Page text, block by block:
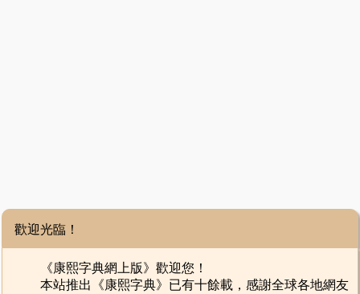
歡迎光臨！
《康熙字典網上版》歡迎您！
本站推出《康熙字典》已有十餘載，感謝全球各地網友